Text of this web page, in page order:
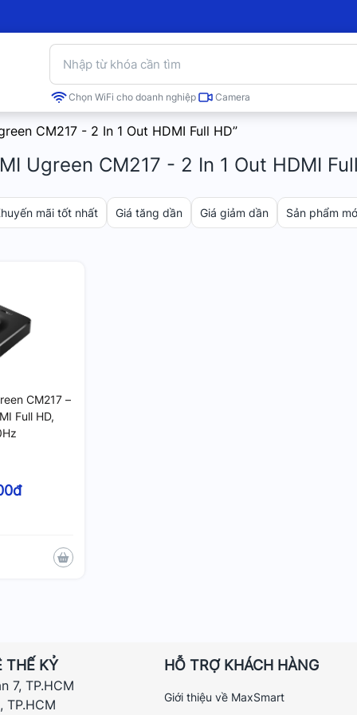
Chọn WiFi cho doanh nghiệp Camera
CM217 - 2 In 1 Out HDMI Full HD”
Ugreen CM217 - 2 In 1 Out HDMI
mãi tốt nhất Giá tăng dần Giá giảm dần Sản phẩm
CM217 –
Full HD,
THẾ KỶ
7, TP.HCM
TP.HCM
HỖ TRỢ KHÁCH HÀNG
Giới thiệu về MaxSmart